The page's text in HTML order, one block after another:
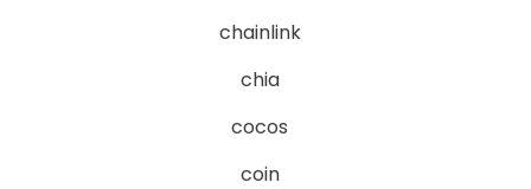
chainlink
chia
cocos
coin